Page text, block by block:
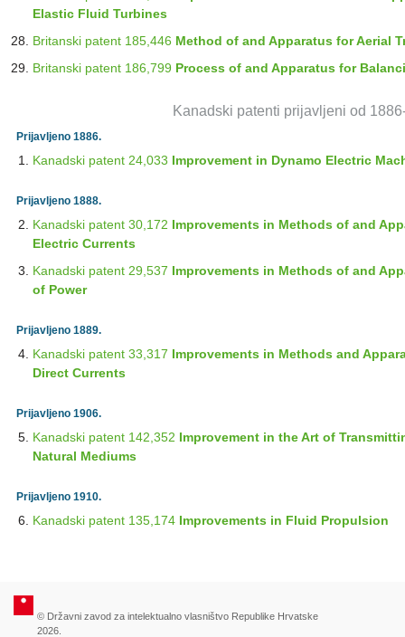
Elastic Fluid Turbines
Britanski patent 185,446 Method of and Apparatus for Aerial
Britanski patent 186,799 Process of and Apparatus for
Kanadski patenti prijavljeni od
Prijavljeno 1886.
Kanadski patent 24,033 Improvement in Dynamo Electric
Prijavljeno 1888.
Kanadski patent 30,172 Improvements in Methods of and
Electric Currents
Kanadski patent 29,537 Improvements in Methods of and
of Power
Prijavljeno 1889.
Kanadski patent 33,317 Improvements in Methods and
Direct Currents
Prijavljeno 1906.
Kanadski patent 142,352 Improvement in the Art of
Natural Mediums
Prijavljeno 1910.
Kanadski patent 135,174 Improvements in Fluid Propulsion
© Državni zavod za intelektualno vlasništvo Republike Hrvatske
2026.